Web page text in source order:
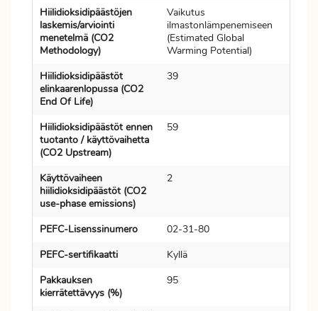
Hiilidioksidipäästöjen
laskemis/arviointi
menetelmä (CO2
Methodology)
Vaikutus
ilmastonlämpenemiseen
(Estimated Global
Warming Potential)
Hiilidioksidipäästöt
elinkaarenlopussa (CO2
End Of Life)
39
Hiilidioksidipäästöt ennen
tuotanto / käyttövaihetta
(CO2 Upstream)
59
Käyttövaiheen
hiilidioksidipäästöt (CO2
use-phase emissions)
2
PEFC-Lisenssinumero
02-31-80
PEFC-sertifikaatti
Kyllä
Pakkauksen
kierrätettävyys (%)
95